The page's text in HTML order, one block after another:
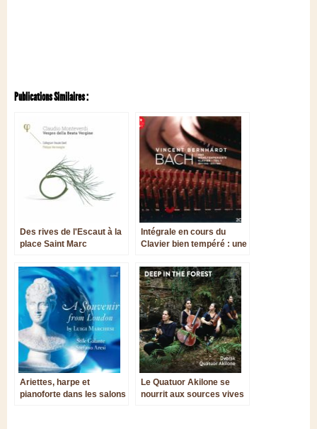
Publications Similaires :
Des rives de l'Escaut à la
place Saint Marc
Intégrale en cours du
Clavier bien tempéré : une
mais à hauteur d’homme
Ariettes, harpe et
pianoforte dans les salons
Le Quatuor Akilone se
nourrit aux sources vives